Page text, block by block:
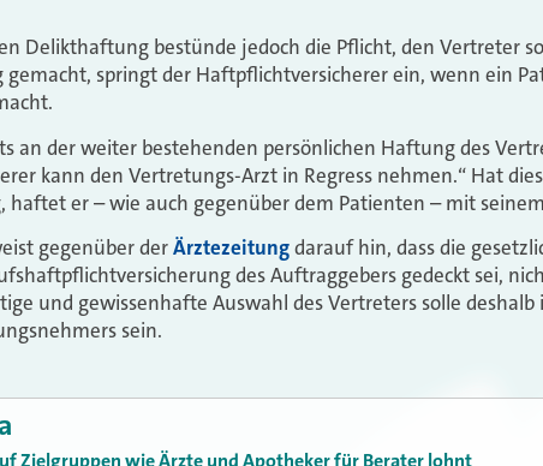
Delikthaftung bestünde jedoch die Pflicht, den Vertreter
gemacht, springt der Haftpflichtversicherer ein, wenn ein
an der weiter bestehenden persönlichen Haftung des
kann den Vertretungs-Arzt in Regress nehmen.“ Hat
haftet er – wie auch gegenüber dem Patienten – mit
gegenüber derÄrztezeitungdarauf hin, dass die
des Auftraggebers gedeckt sei,
und gewissenhafte Auswahl des Vertreters solle
sein.